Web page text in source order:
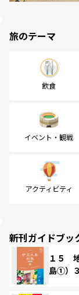
旅のテーマ
飲食
イベント・観戦
アクティビティ
新刊ガイドブッ
１５
島①）